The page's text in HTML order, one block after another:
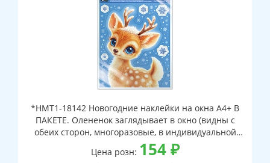
*НМТ1-18142 Новогодние наклейки на окна А4+ В
ПАКЕТЕ. Олененок заглядывает в окно (видны с
обеих сторон, многоразовые, в индивидуальной
упаковке, с европодвесом и клеевым клапаном)
Цена розн: 154₽